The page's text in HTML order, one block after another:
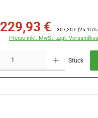
Verkaufspreis:
229,93 € 307,20 € (25.15%
Preise inkl. MwSt. zzgl.
Stück